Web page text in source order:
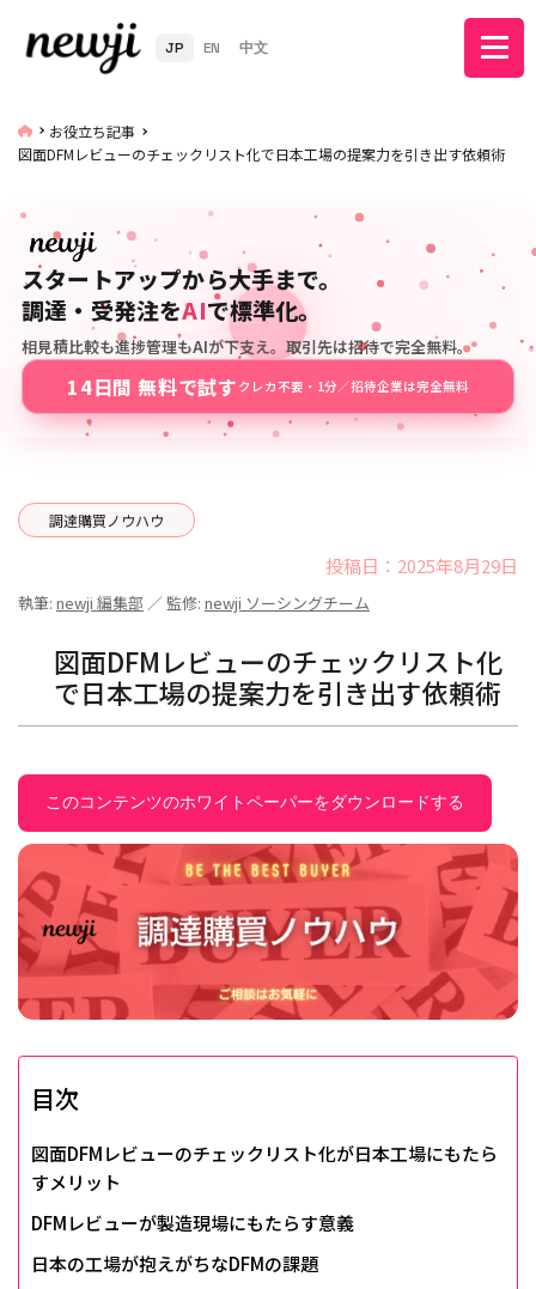
JP EN 中文
お役立ち記事
図面DFMレビューのチェックリスト化で日本工場の提案力を引き出す依頼術
スタートアップから大手まで。
調達・受発注をAIで標準化。
相見積比較も進捗管理もAIが下支え。取引先は招待で完全無料。
14日間 無料で試す クレカ不要・1分／招待企業は完全無料
調達購買ノウハウ
投稿日：2025年8月29日
執筆: newji 編集部 ／ 監修: newji ソーシングチーム
図面DFMレビューのチェックリスト化
で日本工場の提案力を引き出す依頼術
このコンテンツのホワイトペーパーをダウンロードする
目次
図面DFMレビューのチェックリスト化が日本工場にもたら
すメリット
DFMレビューが製造現場にもたらす意義
日本の工場が抱えがちなDFMの課題